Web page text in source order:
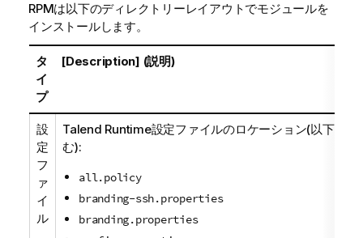
RPMは以下のディレクトリーレイアウトでモジュールを
インストールします。
タ
イ
プ
[Description] (説明)
設
定
フ
ァ
イ
ル
Talend Runtime設定ファイルのロケーション(以下を含
む):
all.policy
branding-ssh.properties
branding.properties